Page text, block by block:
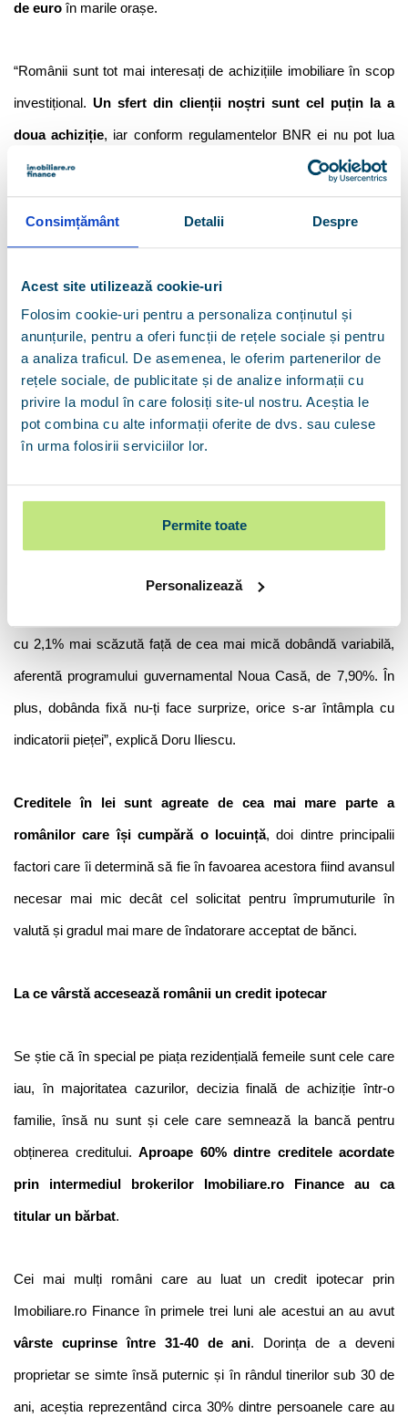
Consimțământ Detalii Despre
Acest site utilizează cookie-uri
Folosim cookie-uri pentru a personaliza conținutul și
anunțurile, pentru a oferi funcții de rețele sociale și pentru
a analiza traficul. De asemenea, le oferim partenerilor de
rețele sociale, de publicitate și de analize informații cu
privire la modul în care folosiți site-ul nostru. Aceștia le
pot combina cu alte informații oferite de dvs. sau culese
în urma folosirii serviciilor lor.
Permite toate
Personalizează
de euro în marile orașe.
“Românii sunt tot mai interesați de achizițiile imobiliare în scop
investițional. Un sfert din clienții noștri sunt cel puțin la a
doua achiziție, iar conform regulamentelor BNR ei nu pot lua
împrumuturi cu 15% avans, sunt obligați să vină cu un avans de
25%. O altă categorie de persoane care apelează la
împrumuturi pentru a-și cumpăra o proprietate este reprezentată
baza lor o bună parte din prețul imobilului. În acest caz,
discutăm în principal despre credite cu valori mai scăzute care
au implicit rate mai mici”, a declarat Doru Iliescu, General
Manager Imobiliare.ro Finance.
Dobânda fixă este preferată în 98% din cazuri
tipul împrumutului ales, aceasta oferind o serie de avantaje,
predictibilitatea fiind unul dintre cele mai importante.
“Un împrumut cu dobândă fixă reprezintă, la ora actuală,
cu 2,1% mai scăzută față de cea mai mică dobândă variabilă,
aferentă programului guvernamental Noua Casă, de 7,90%. În
plus, dobânda fixă nu-ți face surprize, orice s-ar întâmpla cu
indicatorii pieței”, explică Doru Iliescu.
Creditele în lei sunt agreate de cea mai mare parte a
românilor care își cumpără o locuință, doi dintre principalii
factori care îi determină să fie în favoarea acestora fiind avansul
necesar mai mic decât cel solicitat pentru împrumuturile în
valută și gradul mai mare de îndatorare acceptat de bănci.
La ce vârstă accesează românii un credit ipotecar
Se știe că în special pe piața rezidențială femeile sunt cele care
iau, în majoritatea cazurilor, decizia finală de achiziție într-o
familie, însă nu sunt și cele care semnează la bancă pentru
obținerea creditului. Aproape 60% dintre creditele acordate
prin intermediul brokerilor Imobiliare.ro Finance au ca
titular un bărbat.
Cei mai mulți români care au luat un credit ipotecar prin
Imobiliare.ro Finance în primele trei luni ale acestui an au avut
vârste cuprinse între 31-40 de ani. Dorința de a deveni
proprietar se simte însă puternic și în rândul tinerilor sub 30 de
ani, aceștia reprezentând circa 30% dintre persoanele care au